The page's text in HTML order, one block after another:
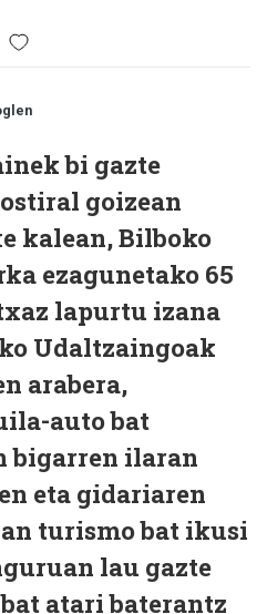
bi gazte
goizean
kalean, Bilboko
ezagunetako 65
lapurtu izana
Udaltzaingoak
arabera,
auto bat
bigarren ilaran
eta gidariaren
turismo bat ikusi
lau gazte
atari baterantz